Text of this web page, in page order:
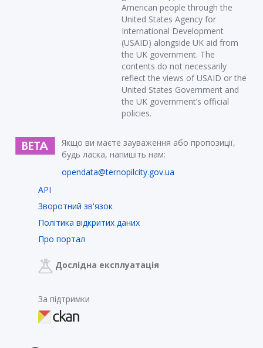
American people through the
United States Agency for
International Development
(USAID) alongside UK aid from
the UK government. The
contents do not necessarily
reflect the views of USAID or the
United States Government and
the UK government’s official
policies.
Якщо ви маєте зауваження або пропозиції,
будь ласка, напишіть нам:
opendata@ternopilcity.gov.ua
API
Зворотний зв'язок
Політика відкритих даних
Про портал
Дослідна експлуатація
За підтримки